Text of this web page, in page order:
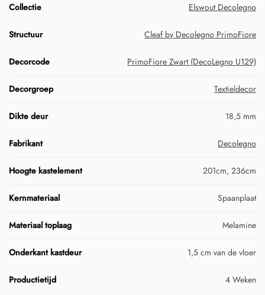
Collectie Elswout Decolegno
Structuur Cleaf by Decolegno PrimoFiore
Decorcode PrimoFiore Zwart (DecoLegno U129)
Decorgroep Textieldecor
Dikte deur 18,5 mm
Fabrikant Decolegno
Hoogte kastelement 201cm, 236cm
Kernmateriaal Spaanplaat
Materiaal toplaag Melamine
Onderkant kastdeur 1,5 cm van de vloer
Productietijd 4 Weken